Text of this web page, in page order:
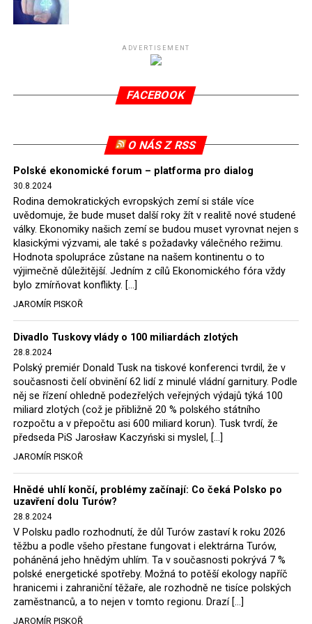
Připomeňme, že ukončení těžby hnědého uhlí pro
(SDEU) v souvislosti se stížnostmi českých samospráv
verdiktem španělské soudkyně Rosario Silva de Lapureta
tomuto rozhodnutí nevyhověla, proto na žádost
2022, než byl tento případ z důvodu uzavření dohody
Polska s Českou republikou o odstranění příčin sporu o
důl Turów vymazán z rejstříku tribunálu. Celkem si
Polsko nechalo z přiznaných evropských fondů odečíst
asi 70 milionů eur na pokutách a 45 milionů eur
zaplatilo jako odškodnění České republice – ale jak důl,
tak elektrárna nadále fungovaly. Už tehdy zástupci
tehdejší opozice a dnes vládnoucí koalice, jako
místopředseda Občanské platformy (PO) Rafał
Hołownia, přímo řekli, že by se polská vláda měla
tomuto rozhodnutí podřídit.
Rozhodnutí polského ministra spravedlnosti jistě potěší
německé, české a polské ekology, ale i těžaře. Je těžké si
představit, že by o takové věci rozhodoval sám ministr
Bodnar. Musel získat politický souhlas vládnoucí koalice.
Stále jsou totiž platné argumenty Morawieckého vlády,
že důl i elektrárna jsou – kromě zabezpečování cca 7 %
polského energetického mixu – klíčovými podniky, spolu
se svými dceřinými společnostmi zaměstnávají cca pět
tisíc lidí. Navíc s činností dolu a elektrárny nepřímo
souvisí dalších několik desítek tisíc pracovních míst v
regionu. Zelená politika ale opět zvítězila.
Rozhodnutí polského ministra spravedlnosti jistě potěší
německé, české a polské ekology, kteří žalobu u
ADVERTISEMENT
FACEBOOK
O NÁS Z RSS
Polské ekonomické forum – platforma pro dialog
30.8.2024
Rodina demokratických evropských zemí si stále více
uvědomuje, že bude muset další roky žít v realitě nové studené
války. Ekonomiky našich zemí se budou muset vyrovnat nejen s
klasickými výzvami, ale také s požadavky válečného režimu.
Hodnota spolupráce zůstane na našem kontinentu o to
výjimečně důležitější. Jedním z cílů Ekonomického fóra vždy
bylo zmírňovat konflikty. […]
JAROMÍR PISKOŘ
Divadlo Tuskovy vlády o 100 miliardách zlotých
28.8.2024
Polský premiér Donald Tusk na tiskové konferenci tvrdil, že v
současnosti čelí obvinění 62 lidí z minulé vládní garnitury. Podle
něj se řízení ohledně podezřelých veřejných výdajů týká 100
miliard zlotých (což je přibližně 20 % polského státního
rozpočtu a v přepočtu asi 600 miliard korun). Tusk tvrdí, že
předseda PiS Jarosław Kaczyński si myslel, […]
JAROMÍR PISKOŘ
Hnědé uhlí končí, problémy začínají: Co čeká Polsko po
uzavření dolu Turów?
28.8.2024
V Polsku padlo rozhodnutí, že důl Turów zastaví k roku 2026
těžbu a podle všeho přestane fungovat i elektrárna Turów,
poháněná jeho hnědým uhlím. Ta v současnosti pokrývá 7 %
polské energetické spotřeby. Možná to potěší ekology napříč
hranicemi i zahraniční těžaře, ale rozhodně ne tisíce polských
zaměstnanců, a to nejen v tomto regionu. Drazí […]
JAROMÍR PISKOŘ